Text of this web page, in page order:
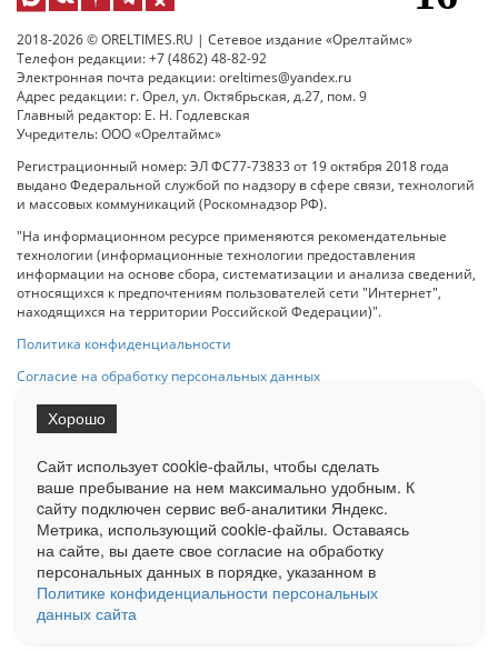
2018-2026 © ORELTIMES.RU | Сетевое издание «Орелтаймс»
Телефон редакции: +7 (4862) 48-82-92
Электронная почта редакции: oreltimes@yandex.ru
Адрес редакции: г. Орел, ул. Октябрьская, д.27, пом. 9
Главный редактор: Е. Н. Годлевская
Учредитель: ООО «Орелтаймс»
Регистрационный номер: ЭЛ ФС77-73833 от 19 октября 2018 года
выдано Федеральной службой по надзору в сфере связи, технологий
и массовых коммуникаций (Роскомнадзор РФ).
"На информационном ресурсе применяются рекомендательные
технологии (информационные технологии предоставления
информации на основе сбора, систематизации и анализа сведений,
относящихся к предпочтениям пользователей сети "Интернет",
находящихся на территории Российской Федерации)".
Политика конфиденциальности
Согласие на обработку персональных данных
на Сетевое издание «ОрелТаймс» обязательна.
Ограниченная статистика посещаемости доступна на сайте
Liveinternet.ru . Подробная статистика для рекламодателей по запросу
у менеджера.
Реклама Документы О нас Контакты
Сайт использует cookie-файлы, чтобы сделать
ваше пребывание на нем максимально удобным. К
cайту подключен сервис веб-аналитики Яндекс.
Метрика, использующий cookie-файлы. Оставаясь
на сайте, вы даете свое согласие на обработку
персональных данных в порядке, указанном в
Политике конфиденциальности персональных
данных сайта
Хорошо